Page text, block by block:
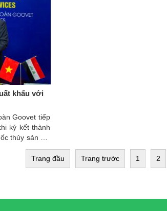
khẩu với
Goovet tiếp
ký kết thành
thủy sản với
đến từ Iraq.
Trang đầu
Trang trước 1 2